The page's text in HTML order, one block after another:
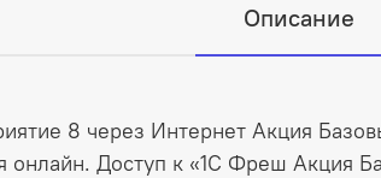
Описание
8 через Интернет Акция
онлайн. Доступ к «1С Фреш Акция